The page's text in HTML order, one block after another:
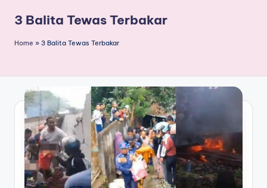
r
n
l
B
e
ri
t
a
3 Balita Tewas Terbakar
Home » 3 Balita Tewas Terbakar